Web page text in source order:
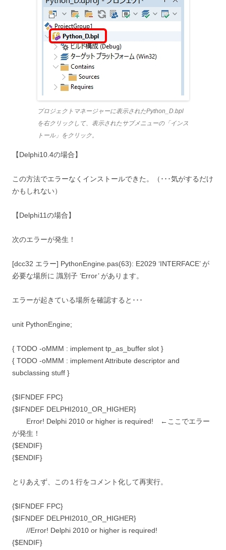
プロジェクトマネージャーに表示されたPython_D.bpl
を右クリックして、表示されたサブメニューの「インス
トール」をクリック。
【Delphi10.4の場合】
この方法でエラーなくインストールできた。（･･･気がするだけ
かもしれない）
【Delphi11の場合】
次のエラーが発生！
[dcc32 エラー] PythonEngine.pas(63): E2029 ‘INTERFACE’ が
必要な場所に 識別子 ‘Error’ があります。
エラーが起きている場所を確認すると･･･
unit PythonEngine;
{ TODO -oMMM : implement tp_as_buffer slot }
{ TODO -oMMM : implement Attribute descriptor and
subclassing stuff }
{$IFNDEF FPC}
{$IFNDEF DELPHI2010_OR_HIGHER}
Error! Delphi 2010 or higher is required! ←ここでエラー
が発生！
{$ENDIF}
{$ENDIF}
とりあえず、この１行をコメント化して再実行。
{$IFNDEF FPC}
{$IFNDEF DELPHI2010_OR_HIGHER}
//Error! Delphi 2010 or higher is required!
{$ENDIF}